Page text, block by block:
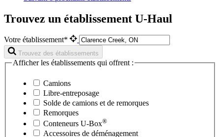
Trouvez un établissement U-Haul
Votre établissement*
Trouvez des établissements
Afficher les établissements qui offrent :
Camions
Libre-entreposage
Solde de camions et de remorques
Remorques
Conteneurs U-Box®
Accessoires de déménagement